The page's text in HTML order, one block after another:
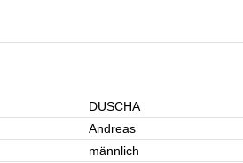
DUSCHA
Andreas
männlich